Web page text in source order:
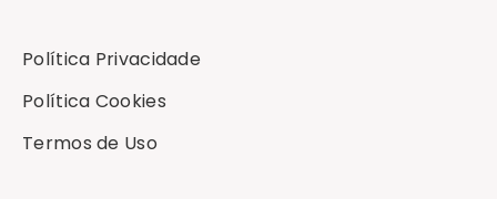
Política Privacidade
Política Cookies
Termos de Uso